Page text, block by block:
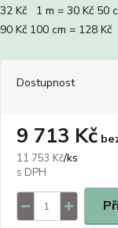
32 Kč 1 m = 30 Kč 50
90 Kč 100 cm = 128
Dostupnost
11 753 Kč/ks
9 713 Kč